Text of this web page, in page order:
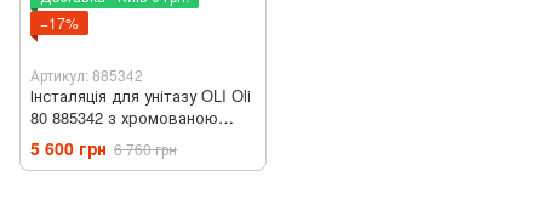
−17%
Артикул: 885342
Інсталяція для унітазу OLI Oli
80 885342 з хромованою
клавішею
5 600 грн 6 760 грн